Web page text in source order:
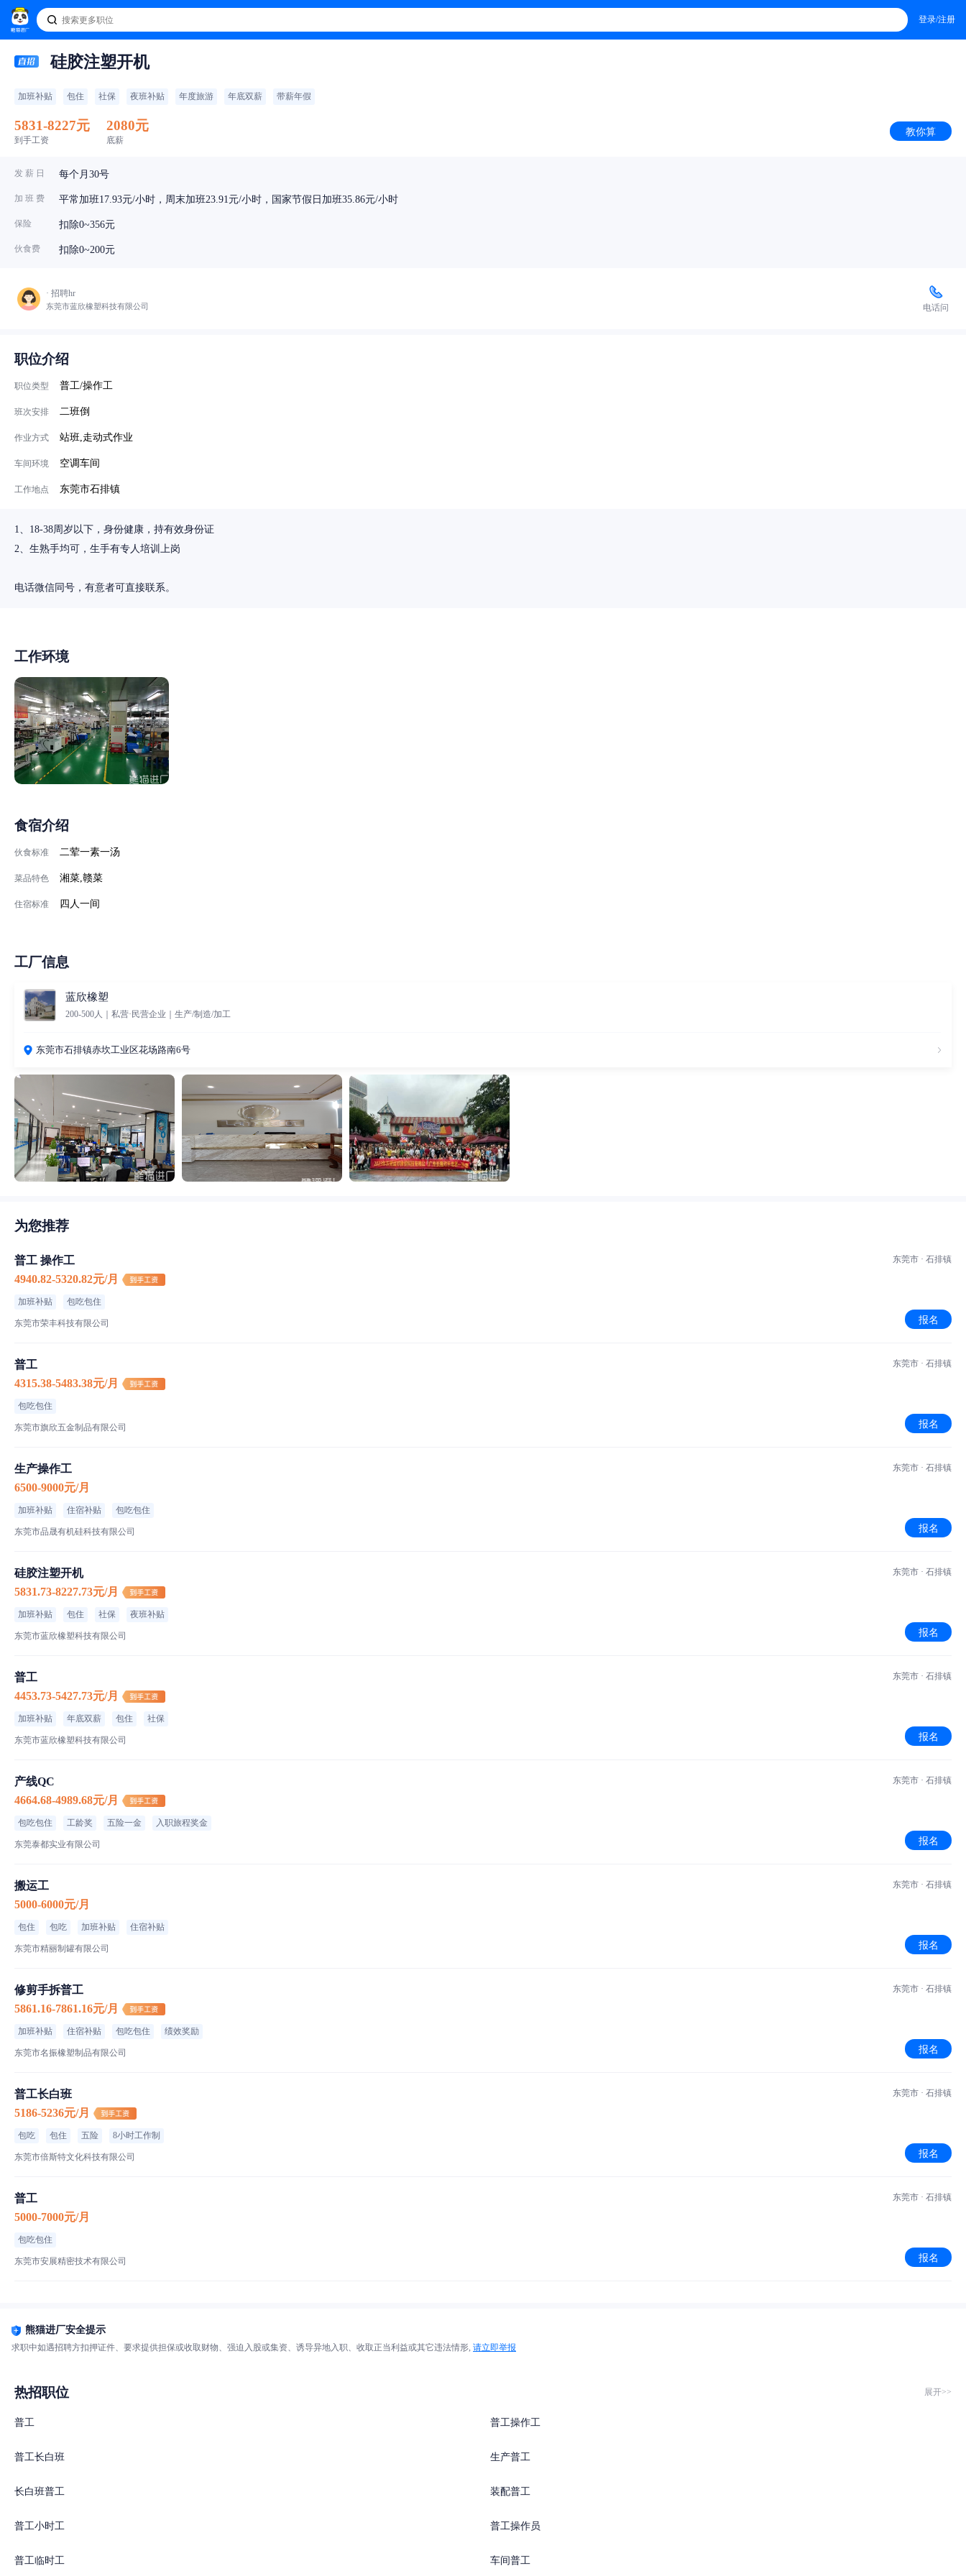
登录/注册
硅胶注塑开机
加班补贴 包住 社保 夜班补贴 年度旅游 年底双薪 带薪年假
5831-8227元
到手工资
2080元
底薪
教你算
发 薪 日 每个月30号
加 班 费 平常加班17.93元/小时，周末加班23.91元/小时，国家节假日加班35.86元/小时
保险 扣除0~356元
伙食费 扣除0~200元
· 招聘hr
东莞市蓝欣橡塑科技有限公司 电话问
职位介绍
职位类型 普工/操作工
班次安排 二班倒
作业方式 站班,走动式作业
车间环境 空调车间
工作地点 东莞市石排镇
1、18-38周岁以下，身份健康，持有效身份证
2、生熟手均可，生手有专人培训上岗
电话微信同号，有意者可直接联系。
工作环境
食宿介绍
伙食标准 二荤一素一汤
菜品特色 湘菜,赣菜
住宿标准 四人一间
工厂信息
蓝欣橡塑
200-500人｜私营·民营企业｜生产/制造/加工
东莞市石排镇赤坎工业区花场路南6号
为您推荐
普工 操作工
4940.82-5320.82元/月
加班补贴 包吃包住
东莞市荣丰科技有限公司
东莞市 · 石排镇
报名
普工
4315.38-5483.38元/月
包吃包住
东莞市旗欣五金制品有限公司
东莞市 · 石排镇
报名
生产操作工
6500-9000元/月
加班补贴 住宿补贴 包吃包住
东莞市品晟有机硅科技有限公司
东莞市 · 石排镇
报名
硅胶注塑开机
5831.73-8227.73元/月
加班补贴 包住 社保 夜班补贴
东莞市蓝欣橡塑科技有限公司
东莞市 · 石排镇
报名
普工
4453.73-5427.73元/月
加班补贴 年底双薪 包住 社保
东莞市蓝欣橡塑科技有限公司
东莞市 · 石排镇
报名
产线QC
4664.68-4989.68元/月
包吃包住 工龄奖 五险一金 入职旅程奖金
东莞泰都实业有限公司
东莞市 · 石排镇
报名
搬运工
5000-6000元/月
包住 包吃 加班补贴 住宿补贴
东莞市精丽制罐有限公司
东莞市 · 石排镇
报名
修剪手拆普工
5861.16-7861.16元/月
加班补贴 住宿补贴 包吃包住 绩效奖励
东莞市名振橡塑制品有限公司
东莞市 · 石排镇
报名
普工长白班
5186-5236元/月
包吃 包住 五险 8小时工作制
东莞市倍斯特文化科技有限公司
东莞市 · 石排镇
报名
普工
5000-7000元/月
包吃包住
东莞市安展精密技术有限公司
东莞市 · 石排镇
报名
熊猫进厂安全提示
求职中如遇招聘方扣押证件、要求提供担保或收取财物、强迫入股或集资、诱导异地入职、收取正当利益或其它违法情形, 请立即举报
热招职位 展开>>
普工 普工操作工
普工长白班 生产普工
长白班普工 装配普工
普工小时工 普工操作员
普工临时工 车间普工